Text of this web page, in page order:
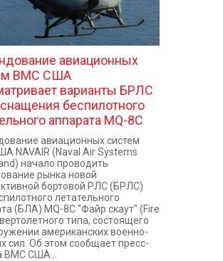
авиационных
ВМС США
варианты БРЛС
беспилотного
аппарата MQ-8C
авиационных систем
NAVAIR (Naval Air Systems
начало проводить
рынка новой
бортовой РЛС (БРЛС)
летательного
(БЛА) MQ-8C "Файр скаут" (Fire
типа, состоящего
американских военно-
сил. Об этом сообщает пресс-
ВМС США...